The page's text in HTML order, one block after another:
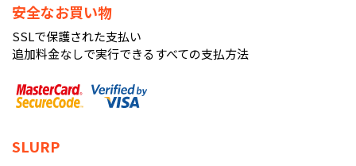
安全なお買い物
SSLで保護された支払い
追加料金なしで実行できるすべての支払方法
SLURP